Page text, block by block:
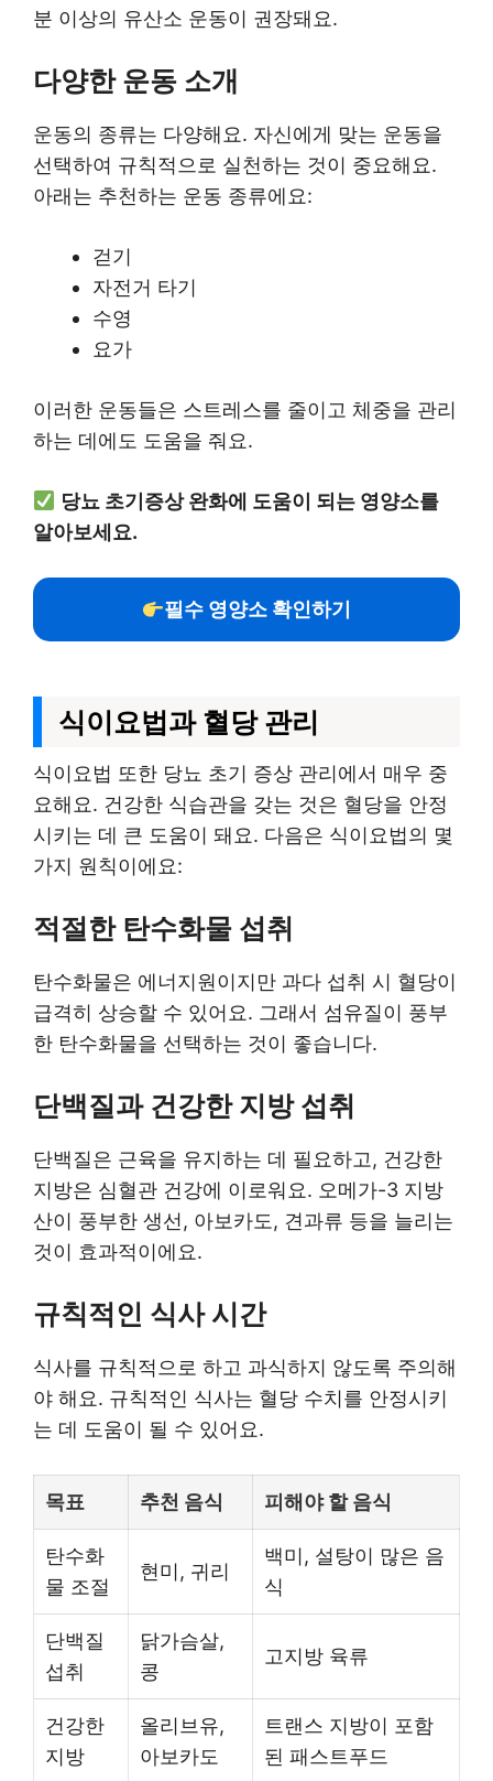
분 이상의 유산소 운동이 권장돼요.
다양한 운동 소개
운동의 종류는 다양해요. 자신에게 맞는 운동을
선택하여 규칙적으로 실천하는 것이 중요해요.
아래는 추천하는 운동 종류에요:
걷기
자전거 타기
수영
요가
이러한 운동들은 스트레스를 줄이고 체중을 관리
하는 데에도 도움을 줘요.
당뇨 초기증상 완화에 도움이 되는 영양소를
알아보세요.
필수 영양소 확인하기
식이요법과 혈당 관리
식이요법 또한 당뇨 초기 증상 관리에서 매우 중
요해요. 건강한 식습관을 갖는 것은 혈당을 안정
시키는 데 큰 도움이 돼요. 다음은 식이요법의 몇
가지 원칙이에요:
적절한 탄수화물 섭취
탄수화물은 에너지원이지만 과다 섭취 시 혈당이
급격히 상승할 수 있어요. 그래서 섬유질이 풍부
한 탄수화물을 선택하는 것이 좋습니다.
단백질과 건강한 지방 섭취
단백질은 근육을 유지하는 데 필요하고, 건강한
지방은 심혈관 건강에 이로워요. 오메가-3 지방
산이 풍부한 생선, 아보카도, 견과류 등을 늘리는
것이 효과적이에요.
규칙적인 식사 시간
식사를 규칙적으로 하고 과식하지 않도록 주의해
야 해요. 규칙적인 식사는 혈당 수치를 안정시키
는 데 도움이 될 수 있어요.
목표 추천 음식 피해야 할 음식
탄수화
물 조절
현미, 귀리
백미, 설탕이 많은 음
식
단백질
섭취
닭가슴살,
콩
고지방 육류
건강한
지방
올리브유,
아보카도
트랜스 지방이 포함
된 패스트푸드